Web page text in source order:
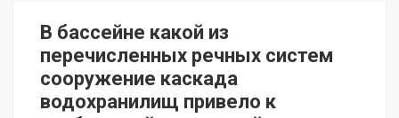
В бассейне какой из
перечисленных речных систем
сооружение каскада
водохранилищ привело к